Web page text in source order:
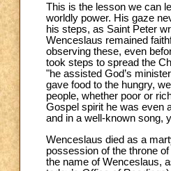
This is the lesson we can
worldly power. His gaze
his steps, as Saint Peter
Wenceslaus remained
observing these, even
took steps to spread the
"he assisted God’s
gave food to the hungry,
people, whether poor or
Gospel spirit he was even
and in a well-known song,
Wenceslaus died as a
possession of the throne
the name of Wenceslaus,